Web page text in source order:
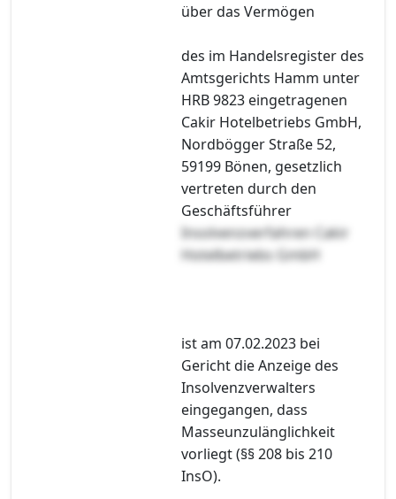
über das Vermögen
des im Handelsregister des
Amtsgerichts Hamm unter
HRB 9823 eingetragenen
Cakir Hotelbetriebs GmbH,
Nordbögger Straße 52,
59199 Bönen, gesetzlich
vertreten durch den
Geschäftsführer
Insolvenzverfahren Cakir
Hotelbetriebs GmbH
ist am 07.02.2023 bei
Gericht die Anzeige des
Insolvenzverwalters
eingegangen, dass
Masseunzulänglichkeit
vorliegt (§§ 208 bis 210
InsO).